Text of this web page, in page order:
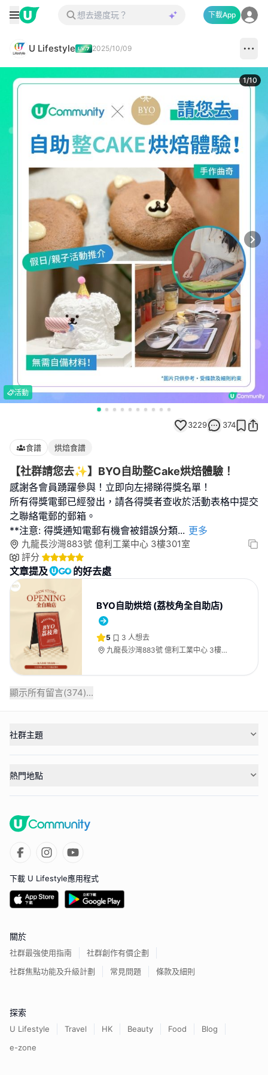
下載App
U Lifestyle 2025/10/09
活動
1/10
3229 374
食譜 烘焙食譜
【社群請您去✨】BYO自助整Cake烘焙體驗！
感謝各會員踴躍參與！立即向左掃睇得獎名單！
所有得獎電郵已經發出，請各得獎者查收於活動表格中提交
之聯絡電郵的郵箱。
**注意: 得獎通知電郵有機會被錯誤分類... 更多
九龍長沙灣883號 億利工業中心 3樓301室
評分
文章提及 的好去處
BYO自助烘焙 (荔枝角全自助店)
5 3 人想去
九龍長沙灣883號 億利工業中心 3樓
顯示所有留言(374)...
社群主題
熱門地點
下載 U Lifestyle應用程式
關於
社群最強使用指南
社群創作有價企劃
社群焦點功能及升級計劃
常見問題 條款及細則
探索
U Lifestyle Travel HK Beauty Food
Blog
e-zone